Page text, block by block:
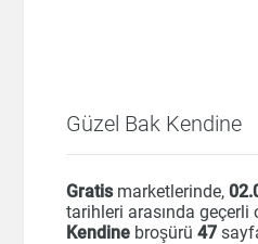
Güzel Bak Kendine
Gratismarketlerinde,
tarihleri arasında
Kendine broşürü47